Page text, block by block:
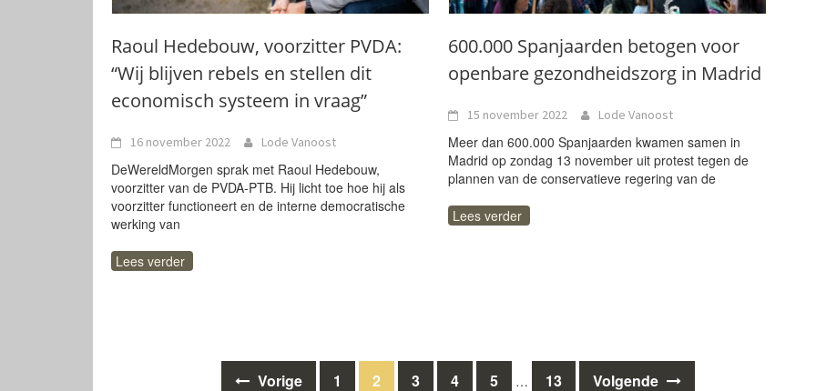
Raoul Hedebouw, voorzitter PVDA:
“Wij blijven rebels en stellen dit
economisch systeem in vraag”
16 november 2022 Lode Vanoost
DeWereldMorgen sprak met Raoul Hedebouw,
voorzitter van de PVDA-PTB. Hij licht toe hoe hij als
voorzitter functioneert en de interne democratische
werking van
Lees verder
600.000 Spanjaarden betogen voor
openbare gezondheidszorg in Madrid
15 november 2022 Lode Vanoost
Meer dan 600.000 Spanjaarden kwamen samen in
Madrid op zondag 13 november uit protest tegen de
plannen van de conservatieve regering van de
Lees verder
Vorige 1 2 3 4 5 … 13 Volgende